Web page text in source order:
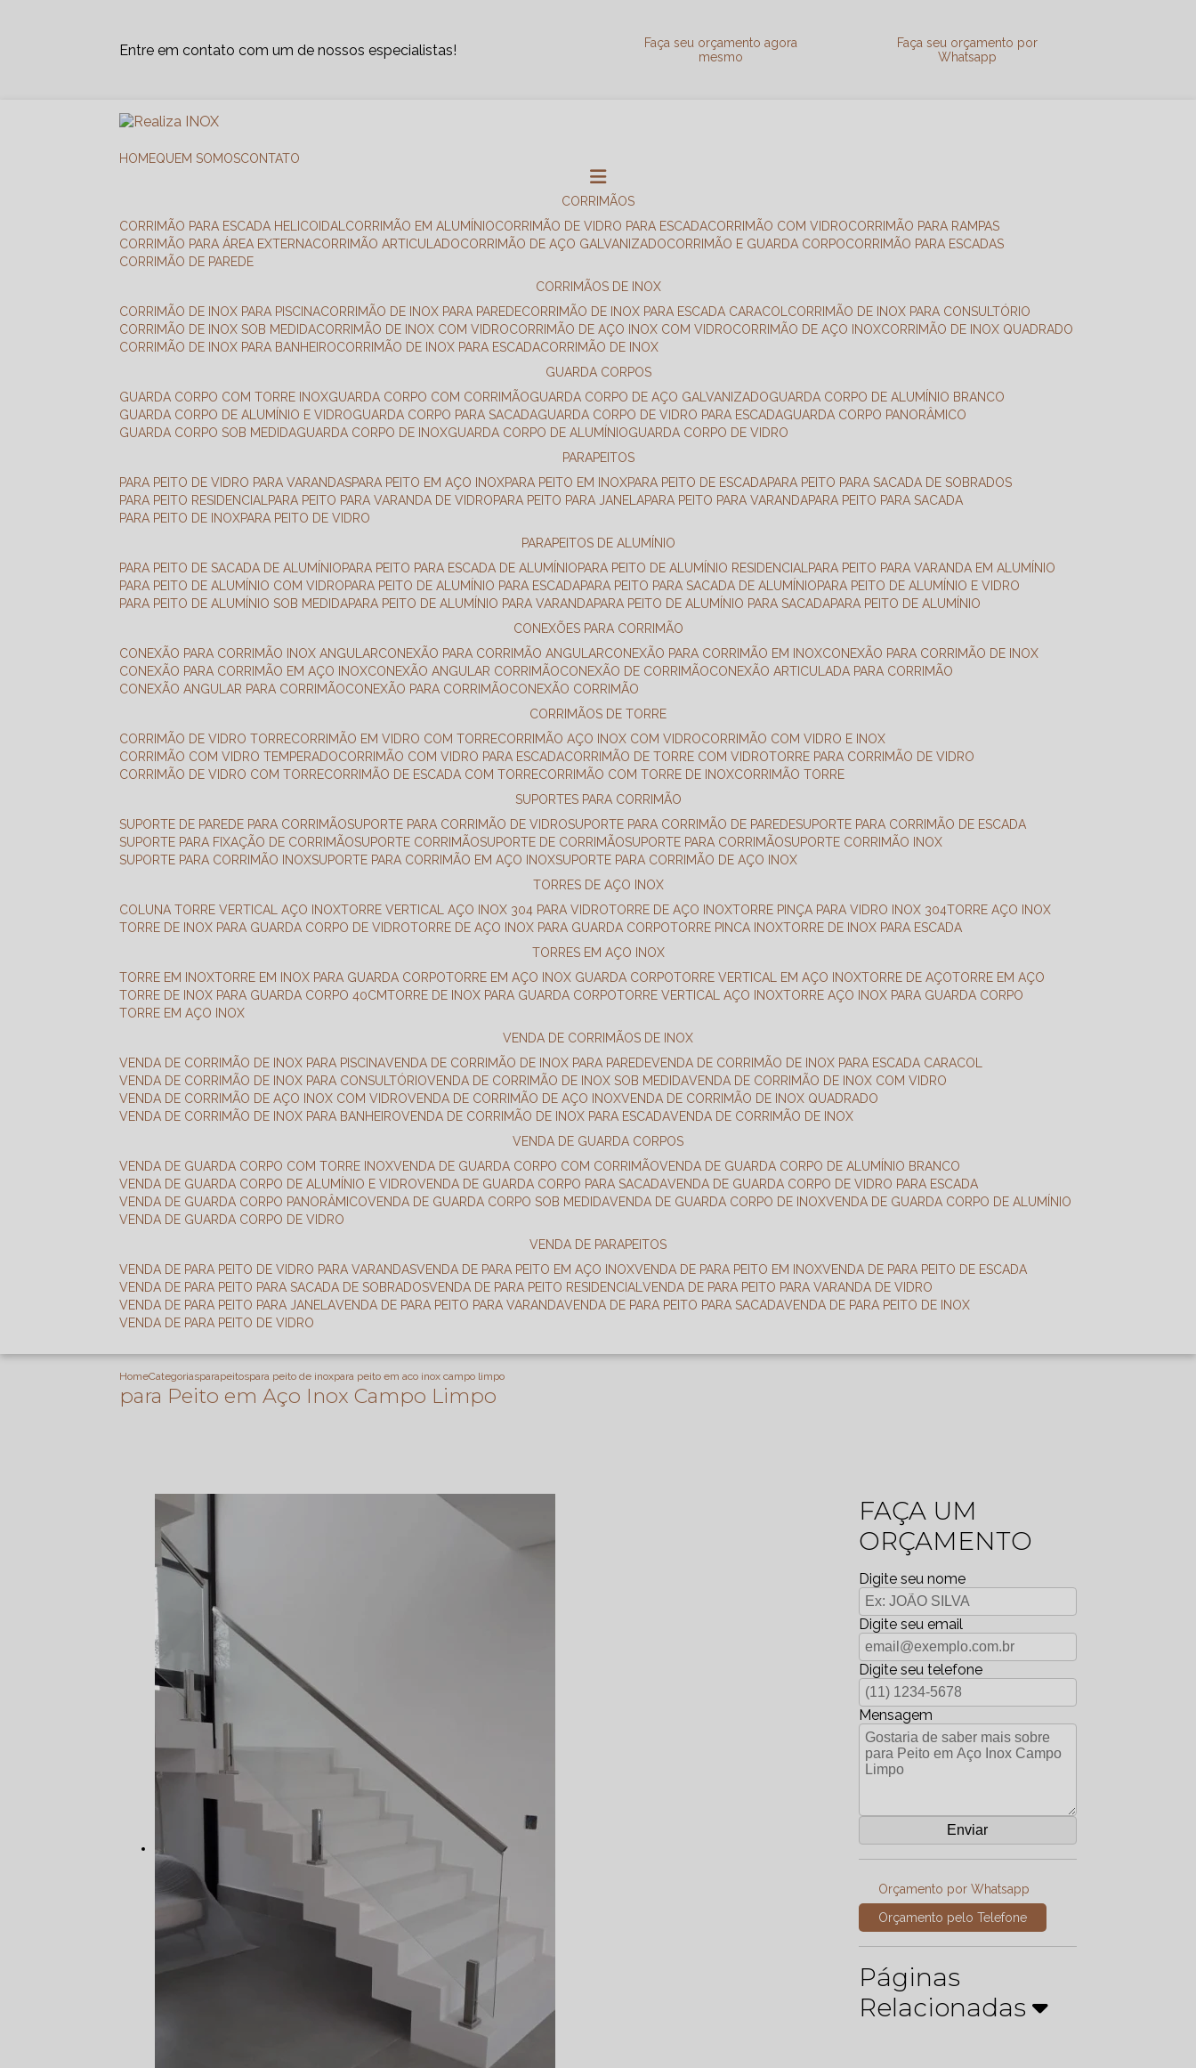
Entre em contato com um de nossos especialistas!
Faça seu orçamento agora
mesmo
Faça seu orçamento por
Whatsapp
HOME QUEM SOMOS CONTATO
CORRIMÃOS
CORRIMÃO PARA ESCADA HELICOIDAL
CORRIMÃO EM ALUMÍNIO CORRIMÃO DE VIDRO PARA ESCADA CORRIMÃO COM VIDRO
CORRIMÃO PARA RAMPAS
CORRIMÃO PARA ÁREA EXTERNA
CORRIMÃO ARTICULADO CORRIMÃO DE AÇO GALVANIZADO CORRIMÃO E GUARDA CORPO
CORRIMÃO PARA ESCADAS
CORRIMÃO DE PAREDE
CORRIMÃOS DE INOX
CORRIMÃO DE INOX PARA PISCINA
CORRIMÃO DE INOX PARA PAREDE CORRIMÃO DE INOX PARA ESCADA CARACOL
CORRIMÃO DE INOX PARA CONSULTÓRIO
CORRIMÃO DE INOX SOB MEDIDA
CORRIMÃO DE INOX COM VIDRO CORRIMÃO DE AÇO INOX COM VIDRO CORRIMÃO DE AÇO INOX
CORRIMÃO DE INOX QUADRADO
CORRIMÃO DE INOX PARA BANHEIRO
CORRIMÃO DE INOX PARA ESCADA
CORRIMÃO DE INOX
GUARDA CORPOS
GUARDA CORPO COM TORRE INOX
GUARDA CORPO COM CORRIMÃO GUARDA CORPO DE AÇO GALVANIZADO
GUARDA CORPO DE ALUMÍNIO BRANCO
GUARDA CORPO DE ALUMÍNIO E VIDRO
GUARDA CORPO PARA SACADA GUARDA CORPO DE VIDRO PARA ESCADA
GUARDA CORPO PANORÂMICO
GUARDA CORPO SOB MEDIDA
GUARDA CORPO DE INOX GUARDA CORPO DE ALUMÍNIO
GUARDA CORPO DE VIDRO
PARAPEITOS
PARA PEITO DE VIDRO PARA VARANDAS PARA PEITO EM AÇO INOX PARA PEITO EM INOX PARA PEITO DE ESCADA PARA PEITO PARA SACADA DE SOBRADOS
PARA PEITO RESIDENCIAL
PARA PEITO PARA VARANDA DE VIDRO PARA PEITO PARA JANELA PARA PEITO PARA VARANDA PARA PEITO PARA SACADA
PARA PEITO DE INOX PARA PEITO DE VIDRO
PARAPEITOS DE ALUMÍNIO
PARA PEITO DE SACADA DE ALUMÍNIO PARA PEITO PARA ESCADA DE ALUMÍNIO PARA PEITO DE ALUMÍNIO RESIDENCIAL
PARA PEITO PARA VARANDA EM ALUMÍNIO
PARA PEITO DE ALUMÍNIO COM VIDRO PARA PEITO DE ALUMÍNIO PARA ESCADA PARA PEITO PARA SACADA DE ALUMÍNIO PARA PEITO DE ALUMÍNIO E VIDRO
PARA PEITO DE ALUMÍNIO SOB MEDIDA PARA PEITO DE ALUMÍNIO PARA VARANDA PARA PEITO DE ALUMÍNIO PARA SACADA PARA PEITO DE ALUMÍNIO
CONEXÕES PARA CORRIMÃO
CONEXÃO PARA CORRIMÃO INOX ANGULAR
CONEXÃO PARA CORRIMÃO ANGULAR CONEXÃO PARA CORRIMÃO EM INOX
CONEXÃO PARA CORRIMÃO DE INOX
CONEXÃO PARA CORRIMÃO EM AÇO INOX
CONEXÃO ANGULAR CORRIMÃO CONEXÃO DE CORRIMÃO
CONEXÃO ARTICULADA PARA CORRIMÃO
CONEXÃO ANGULAR PARA CORRIMÃO
CONEXÃO PARA CORRIMÃO
CONEXÃO CORRIMÃO
CORRIMÃOS DE TORRE
CORRIMÃO DE VIDRO TORRE
CORRIMÃO EM VIDRO COM TORRE CORRIMÃO AÇO INOX COM VIDRO
CORRIMÃO COM VIDRO E INOX
CORRIMÃO COM VIDRO TEMPERADO
CORRIMÃO COM VIDRO PARA ESCADA CORRIMÃO DE TORRE COM VIDRO TORRE PARA CORRIMÃO DE VIDRO
CORRIMÃO DE VIDRO COM TORRE
CORRIMÃO DE ESCADA COM TORRE CORRIMÃO COM TORRE DE INOX
CORRIMÃO TORRE
SUPORTES PARA CORRIMÃO
SUPORTE DE PAREDE PARA CORRIMÃO
SUPORTE PARA CORRIMÃO DE VIDRO SUPORTE PARA CORRIMÃO DE PAREDE SUPORTE PARA CORRIMÃO DE ESCADA
SUPORTE PARA FIXAÇÃO DE CORRIMÃO
SUPORTE CORRIMÃO SUPORTE DE CORRIMÃO SUPORTE PARA CORRIMÃO
SUPORTE CORRIMÃO INOX
SUPORTE PARA CORRIMÃO INOX SUPORTE PARA CORRIMÃO EM AÇO INOX SUPORTE PARA CORRIMÃO DE AÇO INOX
TORRES DE AÇO INOX
COLUNA TORRE VERTICAL AÇO INOX TORRE VERTICAL AÇO INOX 304 PARA VIDRO TORRE DE AÇO INOX TORRE PINÇA PARA VIDRO INOX 304 TORRE AÇO INOX
TORRE DE INOX PARA GUARDA CORPO DE VIDRO TORRE DE AÇO INOX PARA GUARDA CORPO TORRE PINCA INOX TORRE DE INOX PARA ESCADA
TORRES EM AÇO INOX
TORRE EM INOX TORRE EM INOX PARA GUARDA CORPO TORRE EM AÇO INOX GUARDA CORPO TORRE VERTICAL EM AÇO INOX TORRE DE AÇO TORRE EM AÇO
TORRE DE INOX PARA GUARDA CORPO 40CM TORRE DE INOX PARA GUARDA CORPO TORRE VERTICAL AÇO INOX TORRE AÇO INOX PARA GUARDA CORPO
TORRE EM AÇO INOX
VENDA DE CORRIMÃOS DE INOX
VENDA DE CORRIMÃO DE INOX PARA PISCINA
VENDA DE CORRIMÃO DE INOX PARA PAREDE
VENDA DE CORRIMÃO DE INOX PARA ESCADA CARACOL
VENDA DE CORRIMÃO DE INOX PARA CONSULTÓRIO
VENDA DE CORRIMÃO DE INOX SOB MEDIDA
VENDA DE CORRIMÃO DE INOX COM VIDRO
VENDA DE CORRIMÃO DE AÇO INOX COM VIDRO
VENDA DE CORRIMÃO DE AÇO INOX
VENDA DE CORRIMÃO DE INOX QUADRADO
VENDA DE CORRIMÃO DE INOX PARA BANHEIRO
VENDA DE CORRIMÃO DE INOX PARA ESCADA
VENDA DE CORRIMÃO DE INOX
VENDA DE GUARDA CORPOS
VENDA DE GUARDA CORPO COM TORRE INOX
VENDA DE GUARDA CORPO COM CORRIMÃO
VENDA DE GUARDA CORPO DE ALUMÍNIO BRANCO
VENDA DE GUARDA CORPO DE ALUMÍNIO E VIDRO
VENDA DE GUARDA CORPO PARA SACADA
VENDA DE GUARDA CORPO DE VIDRO PARA ESCADA
VENDA DE GUARDA CORPO PANORÂMICO
VENDA DE GUARDA CORPO SOB MEDIDA VENDA DE GUARDA CORPO DE INOX
VENDA DE GUARDA CORPO DE ALUMÍNIO
VENDA DE GUARDA CORPO DE VIDRO
VENDA DE PARAPEITOS
VENDA DE PARA PEITO DE VIDRO PARA VARANDAS
VENDA DE PARA PEITO EM AÇO INOX VENDA DE PARA PEITO EM INOX
VENDA DE PARA PEITO DE ESCADA
VENDA DE PARA PEITO PARA SACADA DE SOBRADOS
VENDA DE PARA PEITO RESIDENCIAL
VENDA DE PARA PEITO PARA VARANDA DE VIDRO
VENDA DE PARA PEITO PARA JANELA
VENDA DE PARA PEITO PARA VARANDA VENDA DE PARA PEITO PARA SACADA
VENDA DE PARA PEITO DE INOX
VENDA DE PARA PEITO DE VIDRO
HomeCategoriasparapeitospara peito de inoxpara peito em aco inox campo limpo
para Peito em Aço Inox Campo Limpo
FAÇA UM
ORÇAMENTO
Digite seu nome
Digite seu email
Digite seu telefone
Mensagem
Orçamento por Whatsapp
Orçamento pelo Telefone
Páginas
Relacionadas